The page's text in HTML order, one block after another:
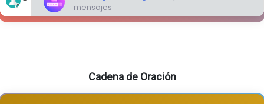
Cadena de Oración